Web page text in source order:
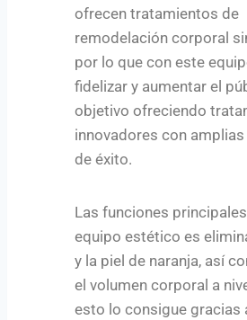
ofrecen tratamientos de
remodelación corporal
por lo que con este
fidelizar y aumentar el
objetivo ofreciendo
innovadores con
de éxito.
Las funciones
equipo estético es
y la piel de naranja, así
el volumen corporal a
esto lo consigue gracias